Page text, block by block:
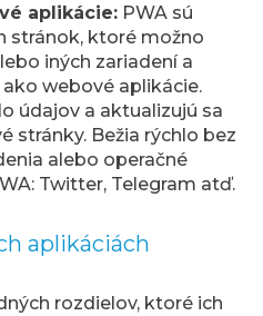
aplikácie: PWA sú
stránok, ktoré možno
iných zariadení a
webové aplikácie.
údajov a aktualizujú sa
stránky. Bežia rýchlo bez
alebo operačné
Twitter, Telegram atď.
aplikáciách
rozdielov, ktoré ich